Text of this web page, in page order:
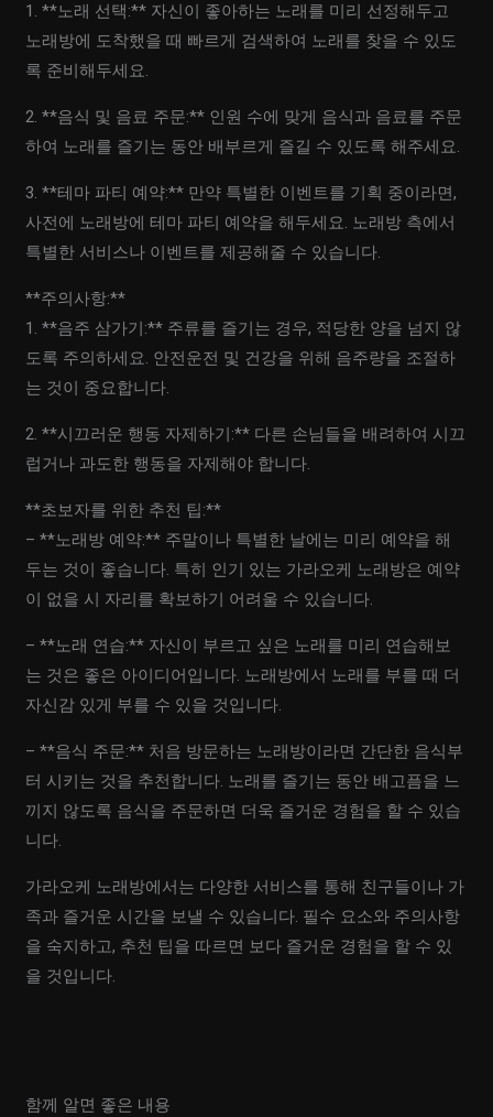
1. **노래 선택:** 자신이 좋아하는 노래를 미리 선정해두고
노래방에 도착했을 때 빠르게 검색하여 노래를 찾을 수 있도
록 준비해두세요.
2. **음식 및 음료 주문:** 인원 수에 맞게 음식과 음료를 주문
하여 노래를 즐기는 동안 배부르게 즐길 수 있도록 해주세요.
3. **테마 파티 예약:** 만약 특별한 이벤트를 기획 중이라면,
사전에 노래방에 테마 파티 예약을 해두세요. 노래방 측에서
특별한 서비스나 이벤트를 제공해줄 수 있습니다.
**주의사항:**
1. **음주 삼가기:** 주류를 즐기는 경우, 적당한 양을 넘지 않
도록 주의하세요. 안전운전 및 건강을 위해 음주량을 조절하
는 것이 중요합니다.
2. **시끄러운 행동 자제하기:** 다른 손님들을 배려하여 시끄
럽거나 과도한 행동을 자제해야 합니다.
**초보자를 위한 추천 팁:**
– **노래방 예약:** 주말이나 특별한 날에는 미리 예약을 해
두는 것이 좋습니다. 특히 인기 있는 가라오케 노래방은 예약
이 없을 시 자리를 확보하기 어려울 수 있습니다.
– **노래 연습:** 자신이 부르고 싶은 노래를 미리 연습해보
는 것은 좋은 아이디어입니다. 노래방에서 노래를 부를 때 더
자신감 있게 부를 수 있을 것입니다.
– **음식 주문:** 처음 방문하는 노래방이라면 간단한 음식부
터 시키는 것을 추천합니다. 노래를 즐기는 동안 배고픔을 느
끼지 않도록 음식을 주문하면 더욱 즐거운 경험을 할 수 있습
니다.
가라오케 노래방에서는 다양한 서비스를 통해 친구들이나 가
족과 즐거운 시간을 보낼 수 있습니다. 필수 요소와 주의사항
을 숙지하고, 추천 팁을 따르면 보다 즐거운 경험을 할 수 있
을 것입니다.
함께 알면 좋은 내용